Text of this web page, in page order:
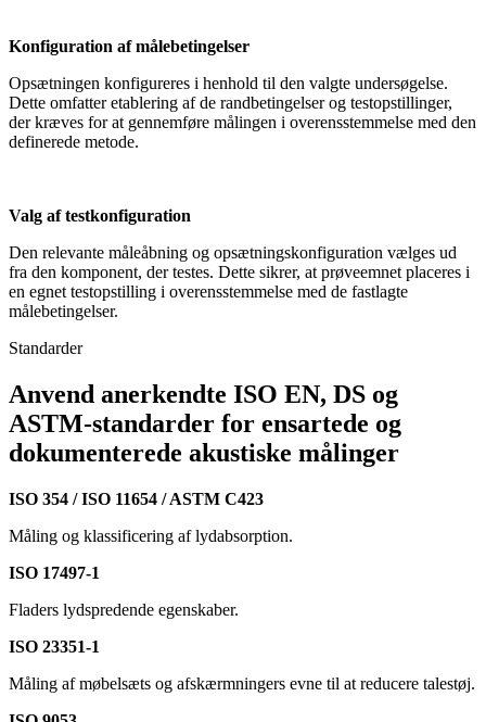
Konfiguration af målebetingelser
Opsætningen konfigureres i henhold til den valgte undersøgelse.
Dette omfatter etablering af de randbetingelser og testopstillinger,
der kræves for at gennemføre målingen i overensstemmelse med den
definerede metode.
Valg af testkonfiguration
Den relevante måleåbning og opsætningskonfiguration vælges ud
fra den komponent, der testes. Dette sikrer, at prøveemnet placeres i
en egnet testopstilling i overensstemmelse med de fastlagte
målebetingelser.
Standarder
Anvend anerkendte ISO EN, DS og
ASTM-standarder for ensartede og
dokumenterede akustiske målinger
ISO 354 / ISO 11654 / ASTM C423
Måling og klassificering af lydabsorption.
ISO 17497-1
Fladers lydspredende egenskaber.
ISO 23351-1
Måling af møbelsæts og afskærmningers evne til at reducere talestøj.